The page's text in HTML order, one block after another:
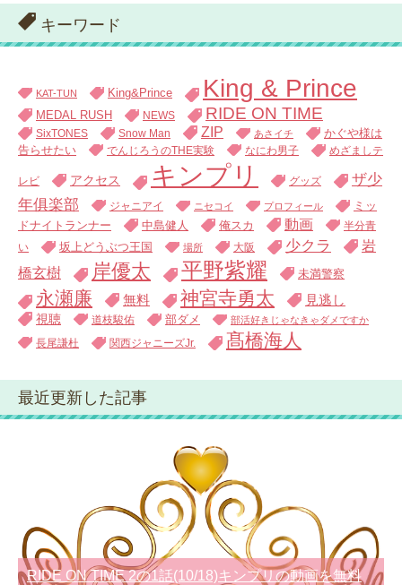
キーワード
KAT-TUN King&Prince King & Prince
MEDAL RUSH NEWS RIDE ON TIME
SixTONES Snow Man ZIP あさイチ
かぐや様は
告らせたい
でんじろうのTHE実験 なにわ男子 めざましテ
レビ アクセス キンプリ グッズ
ザ少
年俱楽部
ジャニアイ ニセコイ プロフィール
ミッ
ドナイトランナー
中島健人 俺スカ 動画
半分青
い
坂上どうぶつ王国 場所 大阪 少クラ
岩
橋玄樹
岸優太 平野紫耀 未満警察
永瀬廉 無料 神宮寺勇太
見逃し
視聴
道枝駿佑 部ダメ 部活好きじゃなきゃダメですか
長尾謙杜 関西ジャニーズJr. 髙橋海人
最近更新した記事
RIDE ON TIME 2の1話(10/18)キンプリの動画を無料